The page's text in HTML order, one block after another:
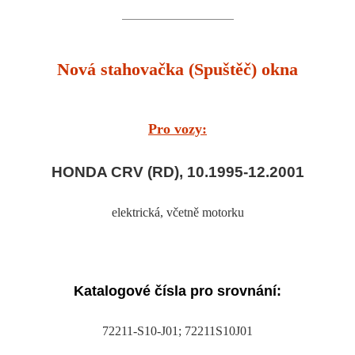
Nová stahovačka (Spuštěč) okna
Pro vozy:
HONDA CRV (RD), 10.1995-12.2001
elektrická, včetně motorku
Katalogové čísla pro srovnání:
72211-S10-J01; 72211S10J01